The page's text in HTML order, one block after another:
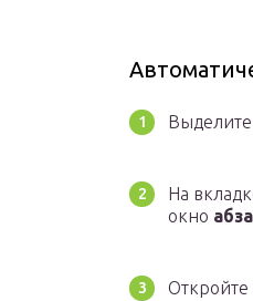
Выделите
На
окно
Откройте